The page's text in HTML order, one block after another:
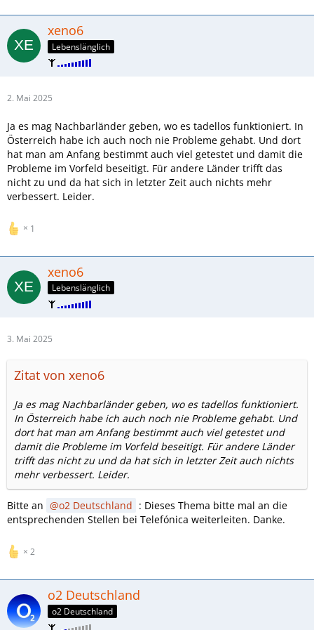
xeno6
Lebenslänglich
2. Mai 2025
Ja es mag Nachbarländer geben, wo es tadellos funktioniert. In
Österreich habe ich auch noch nie Probleme gehabt. Und dort
hat man am Anfang bestimmt auch viel getestet und damit die
Probleme im Vorfeld beseitigt. Für andere Länder trifft das
nicht zu und da hat sich in letzter Zeit auch nichts mehr
verbessert. Leider.
1
xeno6
Lebenslänglich
3. Mai 2025
Zitat von xeno6
Ja es mag Nachbarländer geben, wo es tadellos funktioniert.
In Österreich habe ich auch noch nie Probleme gehabt. Und
dort hat man am Anfang bestimmt auch viel getestet und
damit die Probleme im Vorfeld beseitigt. Für andere Länder
trifft das nicht zu und da hat sich in letzter Zeit auch nichts
mehr verbessert. Leider.
Bitte an o2 Deutschland : Dieses Thema bitte mal an die
entsprechenden Stellen bei Telefónica weiterleiten. Danke.
2
o2 Deutschland
o2 Deutschland